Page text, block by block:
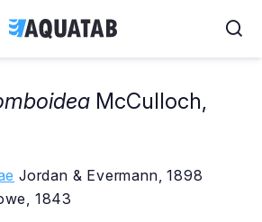
McCulloch,
Jordan & Evermann, 1898
1843